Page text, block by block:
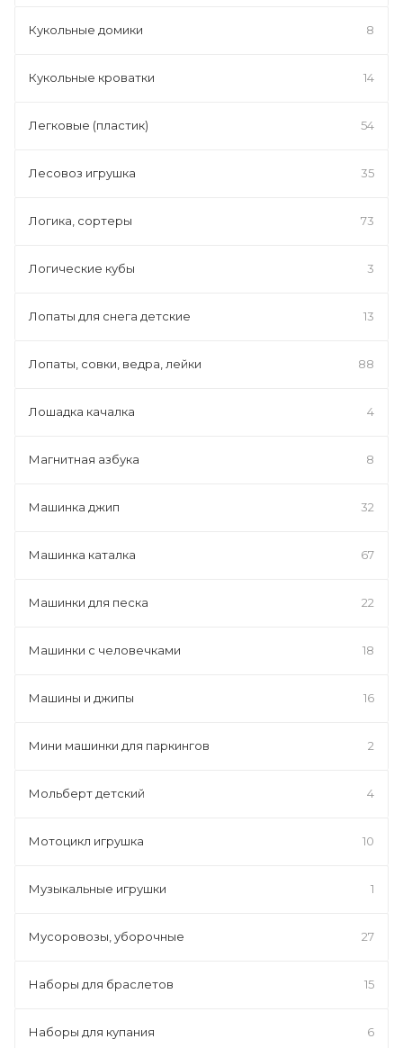
Кукольные домики 8
Кукольные кроватки 14
Легковые (пластик) 54
Лесовоз игрушка 35
Логика, сортеры 73
Логические кубы 3
Лопаты для снега детские 13
Лопаты, совки, ведра, лейки 88
Лошадка качалка 4
Магнитная азбука 8
Машинка джип 32
Машинка каталка 67
Машинки для песка 22
Машинки с человечками 18
Машины и джипы 16
Мини машинки для паркингов 2
Мольберт детский 4
Мотоцикл игрушка 10
Музыкальные игрушки 1
Мусоровозы, уборочные 27
Наборы для браслетов 15
Наборы для купания 6